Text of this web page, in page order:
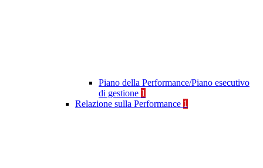
Piano della Performance/Piano esecutivo
di gestione 1
Relazione sulla Performance 1